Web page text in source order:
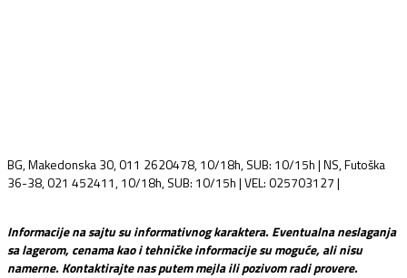
BG, Makedonska 30, 011 2620478, 10/18h, SUB: 10/15h | NS, Futoška
36-38, 021 452411, 10/18h, SUB: 10/15h | VEL: 025703127 |
Informacije na sajtu su informativnog karaktera. Eventualna neslaganja
sa lagerom, cenama kao i tehničke informacije su moguće, ali nisu
namerne. Kontaktirajte nas putem mejla ili pozivom radi provere.